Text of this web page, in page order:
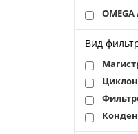
OMEGA
Вид